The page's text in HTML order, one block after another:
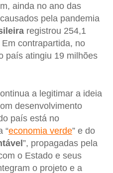
ainda no ano das
pela pandemia
registrou 254,1
contrapartida, no
país atingiu 19 milhões
a legitimar a ideia
desenvolvimento
país está no
“economia verde” e do
”, propagadas pela
o Estado e seus
o projeto e a